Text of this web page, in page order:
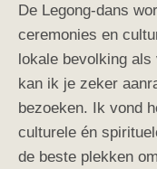
De Legong-dans
ceremonies en
lokale bevolking
kan ik je zeker
bezoeken. Ik vond
culturele én
de beste plekken